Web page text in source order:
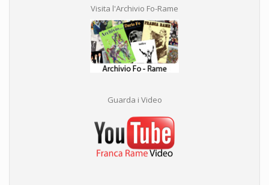
Visita l'Archivio Fo-Rame
Guarda i Video